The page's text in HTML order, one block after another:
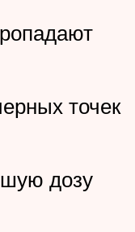
точек
дозу